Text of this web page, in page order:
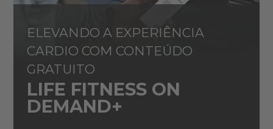
ELEVANDO A EXPERIÊNCIA
CARDIO COM CONTEÚDO
GRATUITO
LIFE FITNESS ON
DEMAND+